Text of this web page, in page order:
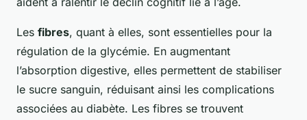
Les fibres, quant à elles, sont essentielles pour la
régulation de la glycémie. En augmentant
l’absorption digestive, elles permettent de stabiliser
le sucre sanguin, réduisant ainsi les complications
associées au diabète. Les fibres se trouvent